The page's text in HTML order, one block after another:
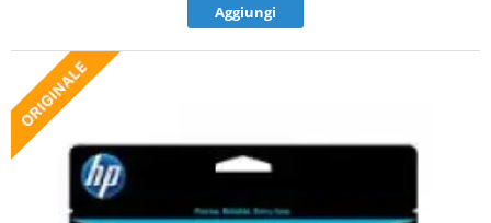
Aggiungi